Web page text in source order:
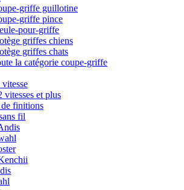
griffe guillotine
griffe pince
pour-griffe
griffes chiens
griffes chats
la catégorie coupe-griffe
vitesses et plus
finitions
fil